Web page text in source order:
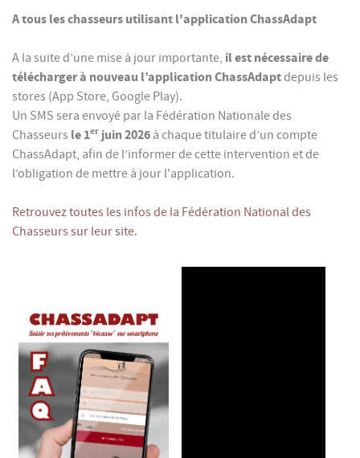
A tous les chasseurs utilisant l'application ChassAdapt
A la suite d’une mise à jour importante, il est nécessaire de
télécharger à nouveau l’application ChassAdaptdepuis les
stores (App Store, Google Play).
Un SMS sera envoyé par la Fédération Nationale des
Chasseurs le 1er juin2026 à chaque titulaire d’un compte
ChassAdapt, afin de l’informer de cette intervention et de
l’obligation de mettre à jour l'application.
Retrouvez toutes les infos de la Fédération National des
Chasseurs sur leur site.